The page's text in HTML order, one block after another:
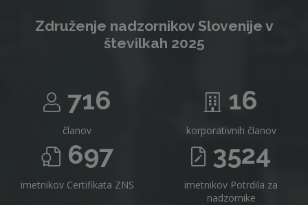
Združenje nadzornikov Slovenije v
številkah 2025
716
članov
16
korporativnih članov
697
imetnikov Certifikata ZNS
3524
imetnikov Potrdila za
nadzornike